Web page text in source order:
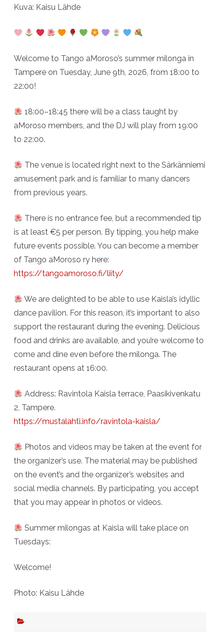
Kuva: Kaisu Lähde
Welcome to Tango aMoroso’s summer milonga in
Tampere on Tuesday, June 9th, 2026, from 18:00 to
22:00!
18:00–18:45 there will be a class taught by
aMoroso members, and the DJ will play from 19:00
to 22:00.
The venue is located right next to the Särkänniemi
amusement park and is familiar to many dancers
from previous years.
There is no entrance fee, but a recommended tip
is at least €5 per person. By tipping, you help make
future events possible. You can become a member
of Tango aMoroso ry here:
https://tangoamoroso.fi/liity/
We are delighted to be able to use Kaisla’s idyllic
dance pavilion. For this reason, it’s important to also
support the restaurant during the evening. Delicious
food and drinks are available, and you’re welcome to
come and dine even before the milonga. The
restaurant opens at 16:00.
Address: Ravintola Kaisla terrace, Paasikivenkatu
2, Tampere.
https://mustalahti.info/ravintola-kaisla/
Photos and videos may be taken at the event for
the organizer’s use. The material may be published
on the event’s and the organizer’s websites and
social media channels. By participating, you accept
that you may appear in photos or videos.
Summer milongas at Kaisla will take place on
Tuesdays:
Welcome!
Photo: Kaisu Lähde